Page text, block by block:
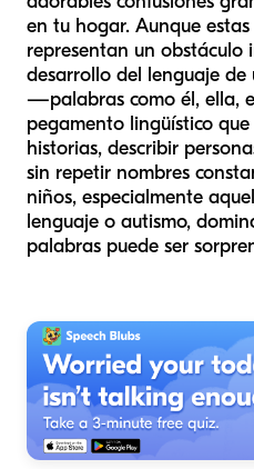
en tu hogar. Aunque
representan un obstáculo
desarrollo del lenguaje
—palabras como él , ella,
pegamento lingüístico
historias, describir
sin repetir nombres
niños, especialmente
lenguaje o autismo,
palabras puede ser